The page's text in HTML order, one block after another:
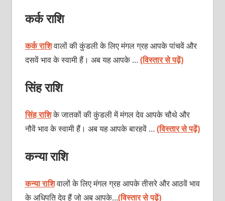
कर्क राशि
कर्क राशिवालों की कुंडली के लिए मंगल ग्रह आपके पांचवें और
दसवें भाव के स्वामी हैं। अब यह आपके …(विस्तार से पढ़ें)
सिंह राशि
सिंह राशिके जातकों की कुंडली में मंगल देव आपके चौथे और
नौवें भाव के स्वामी हैं। अब यह आपके बारहवें …(विस्तार से पढ़ें)
कन्या राशि
कन्या राशिवालों के लिए मंगल ग्रह आपके तीसरे और आठवें भाव
के अधिपति देव हैं जो अब आपके…(विस्तार से पढ़ें)